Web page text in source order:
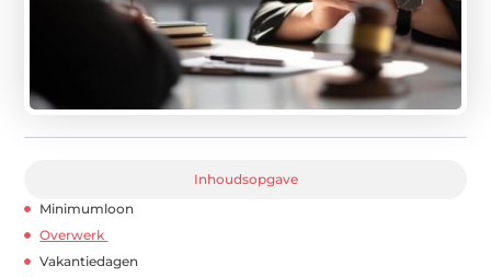
Inhoudsopgave
Minimumloon
Overwerk
Vakantiedagen